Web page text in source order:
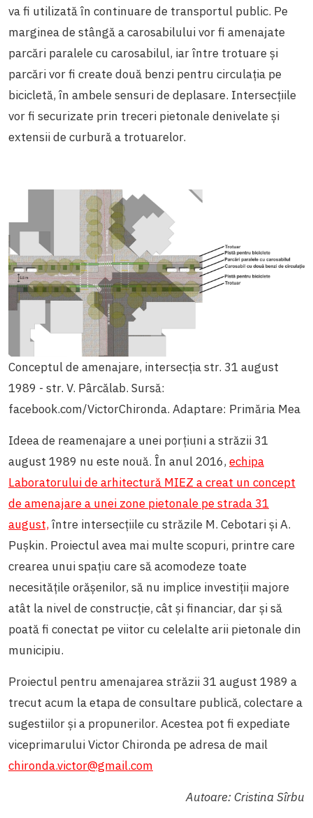
va fi utilizată în continuare de transportul public. Pe
marginea de stângă a carosabilului vor fi amenajate
parcări paralele cu carosabilul, iar între trotuare și
parcări vor fi create două benzi pentru circulația pe
bicicletă, în ambele sensuri de deplasare. Intersecțiile
vor fi securizate prin treceri pietonale denivelate și
extensii de curbură a trotuarelor.
Conceptul de amenajare, intersecția str. 31 august
1989 - str. V. Pârcălab. Sursă:
facebook.com/VictorChironda. Adaptare: Primăria Mea
Ideea de reamenajare a unei porțiuni a străzii 31
august 1989 nu este nouă. În anul 2016, echipa
Laboratorului de arhitectură MIEZ a creat un concept
de amenajare a unei zone pietonale pe strada 31
august,între intersecțiile cu străzile M. Cebotari și A.
Pușkin. Proiectul avea mai multe scopuri, printre care
crearea unui spațiu care să acomodeze toate
necesitățile orășenilor, să nu implice investiții majore
atât la nivel de construcție, cât și financiar, dar și să
poată fi conectat pe viitor cu celelalte arii pietonale din
municipiu.
Proiectul pentru amenajarea străzii 31 august 1989 a
trecut acum la etapa de consultare publică, colectare a
sugestiilor și a propunerilor. Acestea pot fi expediate
viceprimarului Victor Chironda pe adresa de mail
chironda.victor@gmail.com
Autoare: Cristina Sîrbu